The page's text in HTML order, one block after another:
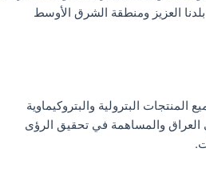
العزيز ومنطقة الشرق الأوسط
البترولية والبتروكيماوية
والمساهمة في تحقيق الرؤى